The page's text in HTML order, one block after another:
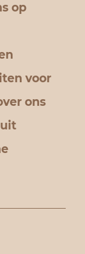
op
voor
ons